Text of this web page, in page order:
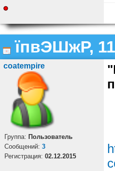
їпвЭШжР,
coatempire
Группа: Пользователь
Cообщений: 3
Регистрация: 02.12.2015